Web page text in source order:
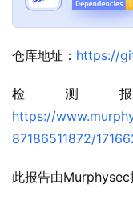
仓库地址： https://
检测
https://
87186511872/
此报告由Murphysec